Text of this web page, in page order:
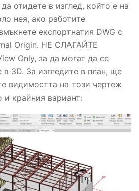
отидете в изглед, който е на
нея, ако работите
експортнатия DWG с
Origin. НЕ СЛАГАЙТЕ
Only, за да могат да се
в 3D. За изгледите в план, ще
видимостта на този чертеж
и крайния вариант: